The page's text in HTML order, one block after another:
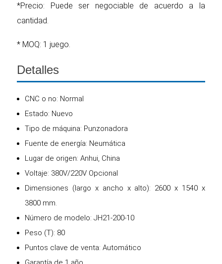
*Precio: Puede ser negociable de acuerdo a la
cantidad.
* MOQ: 1 juego.
Detalles
CNC o no: Normal
Estado: Nuevo
Tipo de máquina: Punzonadora
Fuente de energía: Neumática
Lugar de origen: Anhui, China
Voltaje: 380V/220V Opcional
Dimensiones (largo x ancho x alto): 2600 x 1540 x
3800 mm.
Número de modelo: JH21-200-10
Peso (T): 80
Puntos clave de venta: Automático